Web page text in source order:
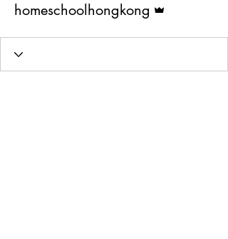
homeschoolhongkong